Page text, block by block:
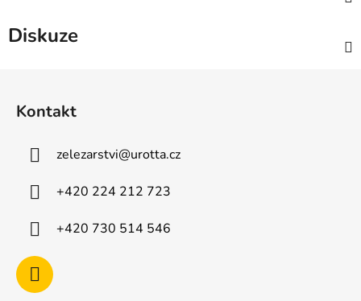
Diskuze
Kontakt
zelezarstvi@urotta.cz
+420 224 212 723
+420 730 514 546